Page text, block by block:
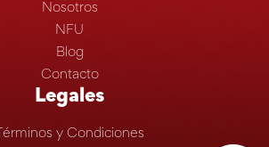
Nosotros
NFU
Blog
Contacto
Legales
Términos y Condiciones